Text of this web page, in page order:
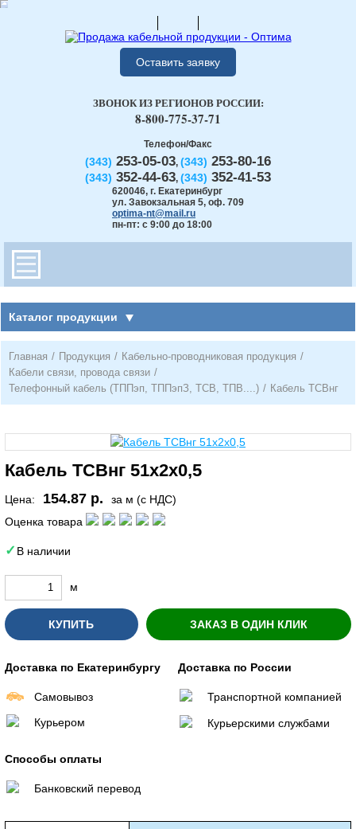
Оставить заявку
Телефон/Факс
(343) 253-05-03, (343) 253-80-16
(343) 352-44-63, (343) 352-41-53
620046, г. Екатеринбург
ул. Завокзальная 5, оф. 709
optima-nt@mail.ru
пн-пт: с 9:00 до 18:00
ЗВОНОК ИЗ РЕГИОНОВ РОССИИ:
8-800-775-37-71
Каталог продукции
Главная / Продукция / Кабельно-проводниковая продукция /
Кабели связи, провода связи /
Телефонный кабель (ТППэп, ТППэпЗ, ТСВ, ТПВ....) / Кабель ТСВнг
Кабель ТСВнг 51х2х0,5
Цена: 154.87 р.
за м (с НДС)
Оценка товара
В наличии
м
КУПИТЬ ЗАКАЗ В ОДИН КЛИК
Доставка по Екатеринбургу
Самовывоз
Курьером
Доставка по России
Транспортной компанией
Курьерскими службами
Способы оплаты
Банковский перевод